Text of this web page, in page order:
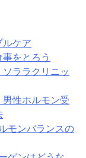
ルケア
をとろう
ララクリニッ
性ホルモン受
モンバランスの